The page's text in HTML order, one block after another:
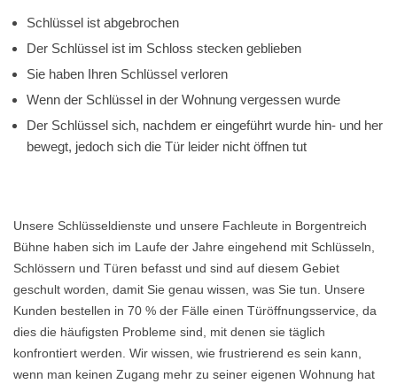
Schlüssel ist abgebrochen
Der Schlüssel ist im Schloss stecken geblieben
Sie haben Ihren Schlüssel verloren
Wenn der Schlüssel in der Wohnung vergessen wurde
Der Schlüssel sich, nachdem er eingeführt wurde hin- und her
bewegt, jedoch sich die Tür leider nicht öffnen tut
Unsere Schlüsseldienste und unsere Fachleute in Borgentreich
Bühne haben sich im Laufe der Jahre eingehend mit Schlüsseln,
Schlössern und Türen befasst und sind auf diesem Gebiet
geschult worden, damit Sie genau wissen, was Sie tun. Unsere
Kunden bestellen in 70 % der Fälle einen Türöffnungsservice, da
dies die häufigsten Probleme sind, mit denen sie täglich
konfrontiert werden. Wir wissen, wie frustrierend es sein kann,
wenn man keinen Zugang mehr zu seiner eigenen Wohnung hat